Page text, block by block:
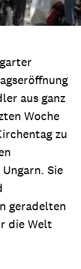
aus ganz
Woche
zu
Sie
geradelten
die Welt